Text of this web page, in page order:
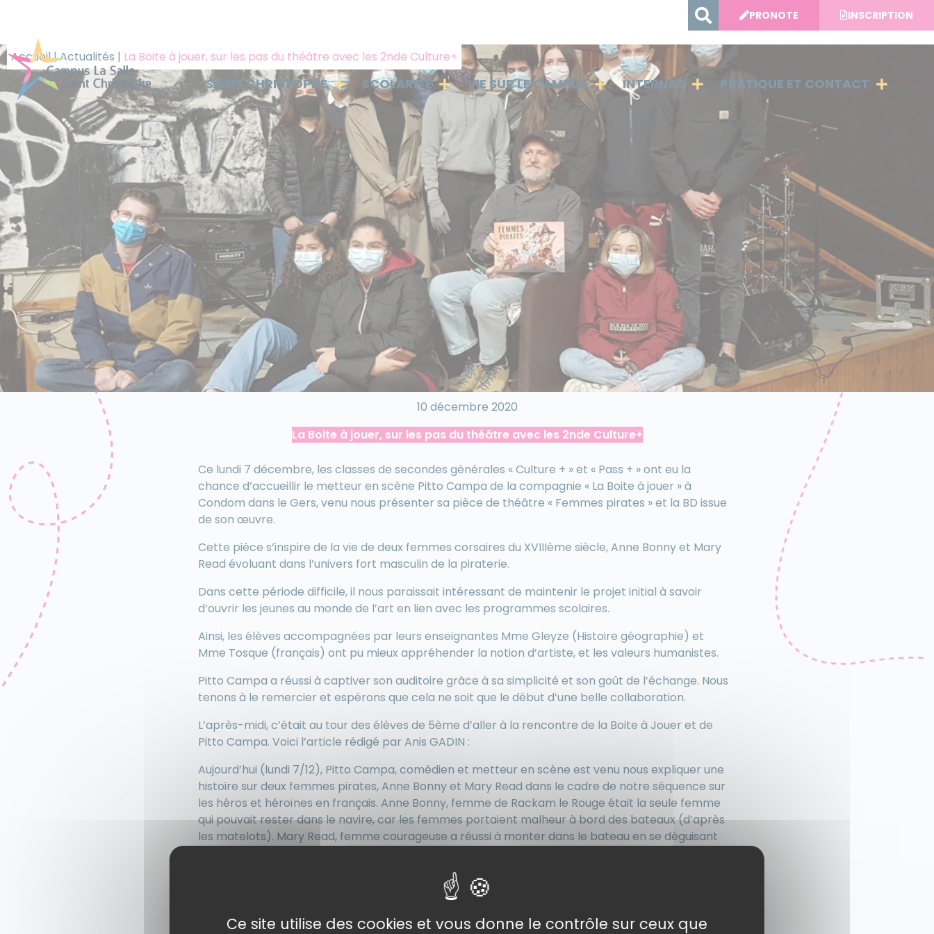
PRONOTE INSCRIPTION
SAINT CHRISTOPHE SCOLARITÉ VIE SUR LE CAMPUS INTERNAT PRATIQUE ET CONTACT
Accueil|Actualités | La Boite à jouer, sur les pas du théâtre avec les 2nde Culture+
10 décembre 2020
La Boite à jouer, sur les pas du théâtre avec les 2nde Culture+
Ce lundi 7 décembre, les classes de secondes générales « Culture + » et « Pass + » ont eu la
chance d’accueillir le metteur en scène Pitto Campa de la compagnie « La Boite à jouer » à
Condom dans le Gers, venu nous présenter sa pièce de théâtre « Femmes pirates » et la BD issue
de son œuvre.
Cette pièce s’inspire de la vie de deux femmes corsaires du XVIIIème siècle, Anne Bonny et Mary
Read évoluant dans l’univers fort masculin de la piraterie.
Dans cette période difficile, il nous paraissait intéressant de maintenir le projet initial à savoir
d’ouvrir les jeunes au monde de l’art en lien avec les programmes scolaires.
Ainsi, les élèves accompagnées par leurs enseignantes Mme Gleyze (Histoire géographie) et
Mme Tosque (français) ont pu mieux appréhender la notion d’artiste, et les valeurs humanistes.
Pitto Campa a réussi à captiver son auditoire grâce à sa simplicité et son goût de l’échange. Nous
tenons à le remercier et espérons que cela ne soit que le début d’une belle collaboration.
L’après-midi, c’était au tour des élèves de 5ème d’aller à la rencontre de la Boite à Jouer et de
Pitto Campa. Voici l’article rédigé par Anis GADIN :
Aujourd’hui (lundi 7/12), Pitto Campa, comédien et metteur en scène est venu nous expliquer une
histoire sur deux femmes pirates, Anne Bonny et Mary Read dans le cadre de notre séquence sur
les héros et héroïnes en français. Anne Bonny, femme de Rackam le Rouge était la seule femme
qui pouvait rester dans le navire, car les femmes portaient malheur à bord des bateaux (d’après
les matelots). Mary Read, femme courageuse a réussi à monter dans le bateau en se déguisant
telle qu’elle était en les combattant. A la fin, elles seules sont restées avec un seul matelot pour
se battre contre leurs ennemis, on peut dire que ce sont des héroïnes !
Pitto nous a expliqué comment il avait mis en scène cette histoire dans le spectacle Femmes
Ce site utilise des cookies et vous donne le contrôle sur ceux que